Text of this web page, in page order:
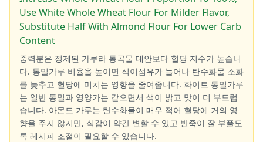
Use White Whole Wheat Flour For Milder Flavor,
Substitute Half With Almond Flour For Lower Carb
Content
중력분은 정제된 가루라 통곡물 대안보다 혈당 지수가 높습니
다. 통밀가루 비율을 높이면 식이섬유가 늘어나 탄수화물 소화
를 늦추고 혈당에 미치는 영향을 줄여줍니다. 화이트 통밀가루
는 일반 통밀과 영양가는 같으면서 색이 밝고 맛이 더 부드럽
습니다. 아몬드 가루는 탄수화물이 매우 적어 혈당에 거의 영
향을 주지 않지만, 식감이 약간 변할 수 있고 반죽이 잘 부풀도
록 레시피 조절이 필요할 수 있습니다.